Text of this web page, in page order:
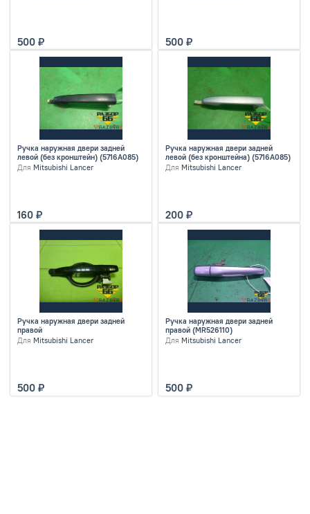
500 500
Ручка наружная двери задней
левой (без кронштейн) (5716A085)
Для Mitsubishi Lancer
160
Ручка наружная двери задней
левой (без кронштейна) (5716A085)
Для Mitsubishi Lancer
200
Ручка наружная двери задней
правой
Для Mitsubishi Lancer
500
Ручка наружная двери задней
правой (MR526110)
Для Mitsubishi Lancer
500